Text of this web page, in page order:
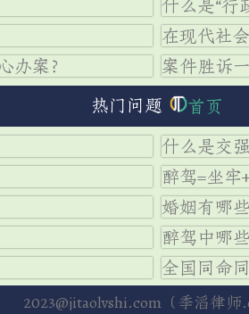
什么是“行
在现代社
办案？
案件胜诉
热门问题 首页
什么是交强
醉驾=坐牢
婚姻有哪
醉驾中哪
全国同命
2023@jitaolvshi.com（季滔律师